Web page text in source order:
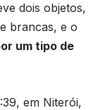
dois objetos,
brancas, e o
um tipo de
em Niterói,